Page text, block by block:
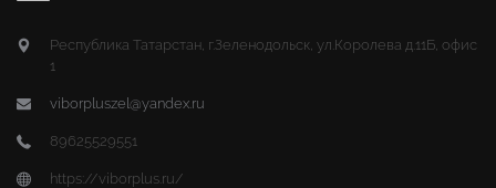
Республика Татарстан, г.Зеленодольск, ул.Королева д.11Б, офис
1
viborpluszel@yandex.ru
89625529551
https://viborplus.ru/